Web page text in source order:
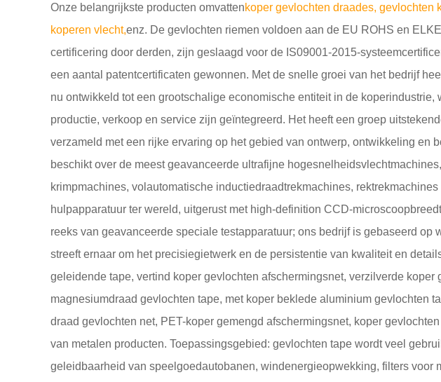
Onze belangrijkste producten omvattenkoper gevlochten draades, gevlochten
koperen vlecht,enz. De gevlochten riemen voldoen aan de EU ROHS en
certificering door derden, zijn geslaagd voor de IS09001-2015-
een aantal patentcertificaten gewonnen. Met de snelle groei van het bedrijf
nu ontwikkeld tot een grootschalige economische entiteit in de koperindustrie,
productie, verkoop en service zijn geïntegreerd. Het heeft een groep
verzameld met een rijke ervaring op het gebied van ontwerp, ontwikkeling en
beschikt over de meest geavanceerde ultrafijne
krimpmachines, volautomatische inductiedraadtrekmachines,
hulpapparatuur ter wereld, uitgerust met high-definition CCD-
reeks van geavanceerde speciale testapparatuur; ons bedrijf is gebaseerd
streeft ernaar om het precisiegietwerk en de persistentie van kwaliteit en
geleidende tape, vertind koper gevlochten afschermingsnet, verzilverde
magnesiumdraad gevlochten tape, met koper beklede aluminium gevlochten
draad gevlochten net, PET-koper gemengd afschermingsnet, koper
van metalen producten. Toepassingsgebied: gevlochten tape wordt veel
geleidbaarheid van speelgoedautobanen, windenergieopwekking, filters